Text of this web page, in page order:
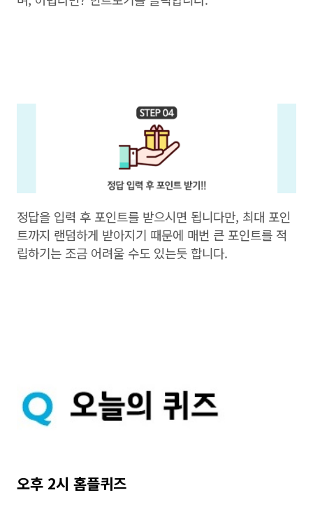
정답을 입력 후 포인트를 받으시면 됩니다만, 최대 포인
트까지 랜덤하게 받아지기 때문에 매번 큰 포인트를 적
립하기는 조금 어려울 수도 있는듯 합니다.
오후 2시 홈플퀴즈